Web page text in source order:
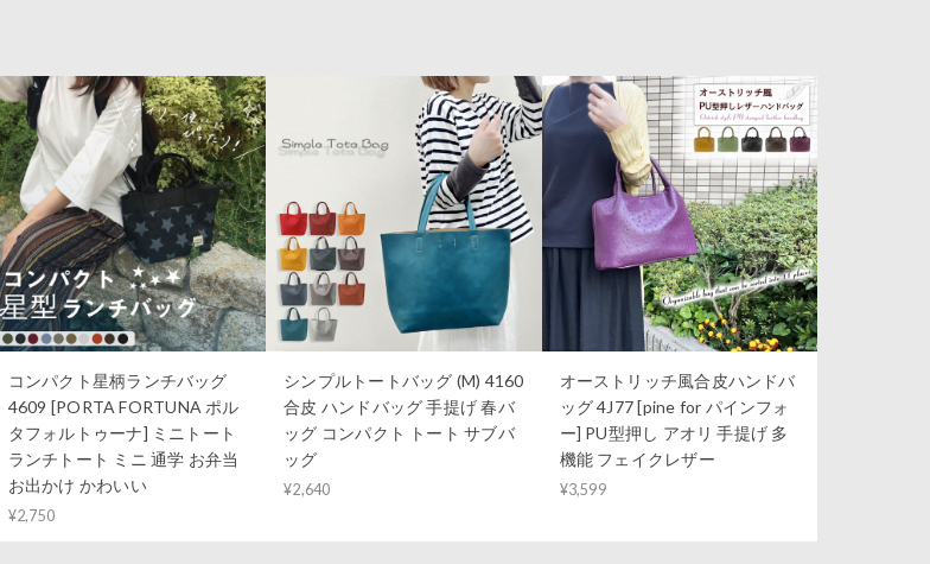
コンパクト星柄ランチバッグ
4609 [PORTA FORTUNA ポル
タフォルトゥーナ] ミニトート
ランチトート ミニ 通学 お弁当
お出かけ かわいい
¥2,750
シンプルトートバッグ (M) 4160
合皮 ハンドバッグ 手提げ 春バ
ッグ コンパクト トート サブバ
ッグ
¥2,640
オーストリッチ風合皮ハンドバ
ッグ 4J77 [pine for パインフォ
ー] PU型押し アオリ 手提げ 多
機能 フェイクレザー
¥3,599